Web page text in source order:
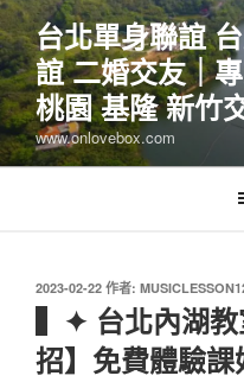
跳
至
主
要
內
容
台北單身聯誼
誼 二婚交友｜
桃園 基隆 新竹
www.onlovebox.com
發
佈
2023-02-22 作者:
▍✦ 台北內湖
招】免費體驗課